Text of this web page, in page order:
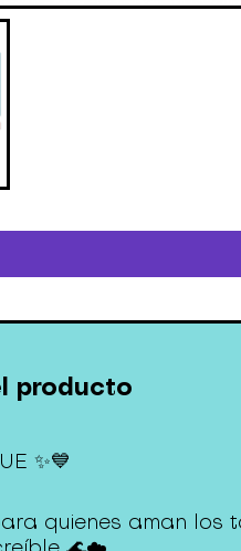
producto
✨💙
quienes aman los